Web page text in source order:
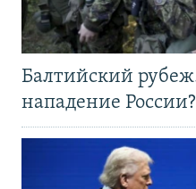
Балтийский
нападение России?